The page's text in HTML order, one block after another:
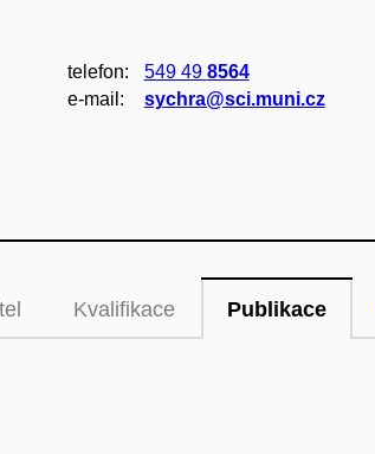
telefon: 549 49 8564
e‑mail:
sychra@sci.muni.cz
Kvalifikace Publikace